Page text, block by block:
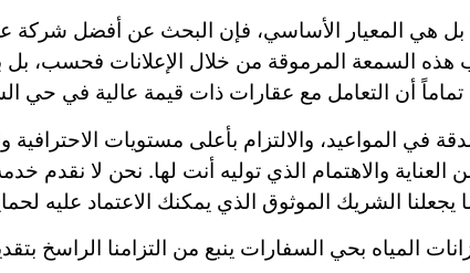
هي المعيار الأساسي، فإن البحث عن أفضل شركة
السمعة المرموقة من خلال الإعلانات فحسب، بل
تماماً أن التعامل مع عقارات ذات قيمة عالية في حي
في المواعيد، والالتزام بأعلى مستويات
والاهتمام الذي توليه أنت لها. نحن لا نقدم
الشريك الموثوق الذي يمكنك الاعتماد عليه
المياه بحي السفارات ينبع من التزامنا الراسخ